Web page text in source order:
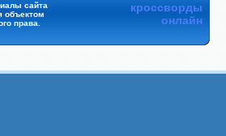
сайта
объектом
права.
кроссворды
онлайн